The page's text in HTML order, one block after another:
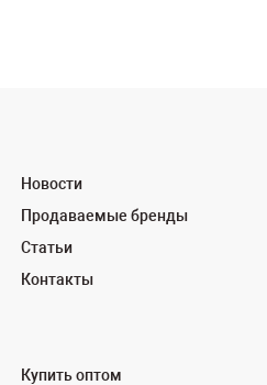
Новости
Продаваемые бренды
Статьи
Контакты
Купить оптом